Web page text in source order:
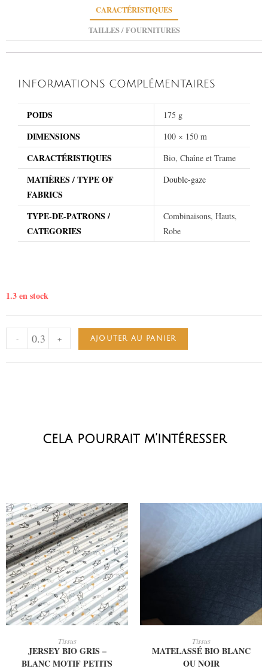
CARACTÉRISTIQUES
TAILLES / FOURNITURES
INFORMATIONS COMPLÉMENTAIRES
POIDS 175 g
DIMENSIONS 100 × 150 m
CARACTÉRISTIQUES Bio, Chaîne et Trame
MATIÈRES / TYPE OF
FABRICS
Double-gaze
TYPE-DE-PATRONS /
CATEGORIES
Combinaisons, Hauts,
Robe
1.3 en stock
- + AJOUTER AU PANIER
cela pourrait m’intéresser
Tissus
JERSEY BIO GRIS –
BLANC MOTIF PETITS
Tissus
MATELASSÉ BIO BLANC
OU NOIR